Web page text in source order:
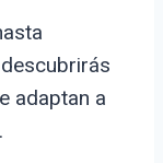
adaptan a